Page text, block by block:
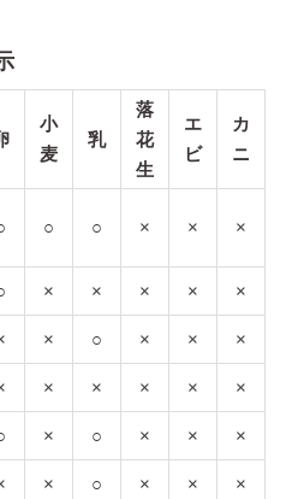
小
麦
乳
落
花
生
エ
ビ
カ
ニ
○ ○ × × ×
× × × × ×
× ○ × × ×
× × × × ×
× ○ × × ×
× ○ × × ×